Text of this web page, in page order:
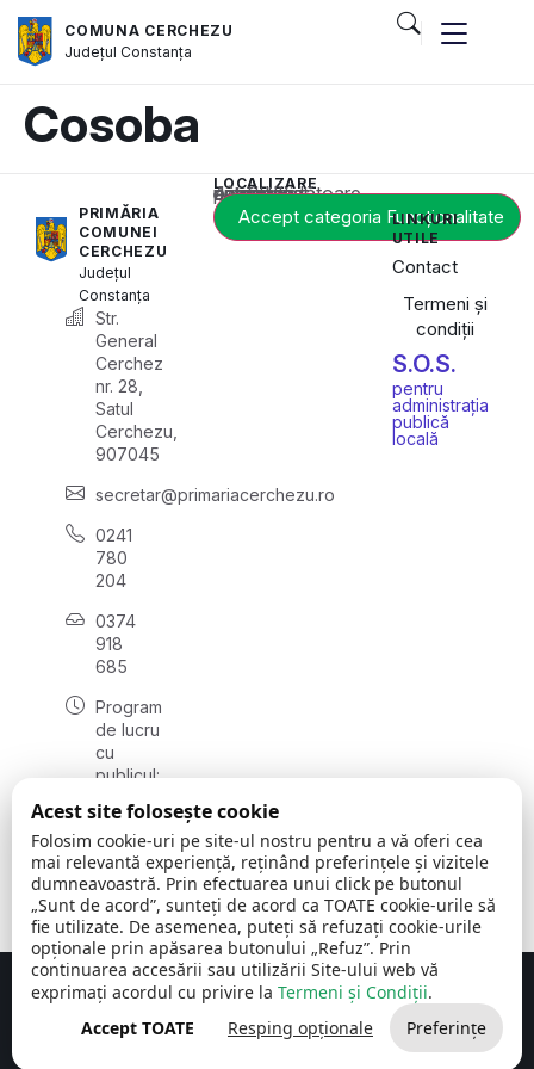
COMUNA CERCHEZU
JudețulConstanța
Cosoba
PRIMĂRIA
COMUNEI
CERCHEZU
Județul
Constanța
Str.
General
Cerchez
nr. 28,
Satul
Cerchezu,
907045
secretar@primariacerchezu.ro
0241
780
204
0374
918
685
Program
de lucru
cu
publicul:
08:00 -
16:30
, vineri:
08:00 -
14:00
LOCALIZARE
Acest conținut este blocat până când acceptați categoria corespunzătoare de cookie-uri.
Accept categoria Funcționalitate
LINKURI
UTILE
Contact
Termeni și
condiții
S.O.S.
pentru
administrația
publică
locală
Comuna Cerchezu © 2026Toate drepturile rezervate
Concept realizat de Big Media Relații Publice SRL
Acest site folosește cookie
Folosim cookie-uri pe site-ul nostru pentru a vă oferi cea
mai relevantă experiență, reținând preferințele și vizitele
dumneavoastră. Prin efectuarea unui click pe butonul
„Sunt de acord”, sunteți de acord ca TOATE cookie-urile să
fie utilizate. De asemenea, puteți să refuzați cookie-urile
opționale prin apăsarea butonului „Refuz”. Prin
continuarea accesării sau utilizării Site-ului web vă
exprimați acordul cu privire la Termeni și Condiții.
Accept TOATE
Resping opționale Preferințe